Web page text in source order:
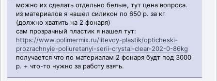
можно их сделать отдельно белые, тут цена вопроса.
из материалов я нашел силикон по 650 р. за кг
(должно хватить на 2 фонаря)
сам прозрачный пластик я нашел тут:
https://www.polimermix.ru/litevoy-plastik/opticheski-
prozrachnyie-poliuretanyi-serii-crystal-clear-202-0-86kg
получается что по материалам 2 фонаря будт под 3000
р. + что-то нужно за работу взять.